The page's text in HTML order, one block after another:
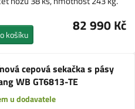
82 990 Kč
košíku
cepová sekačka s pásy
WB GT6813-TE
u dodavatele